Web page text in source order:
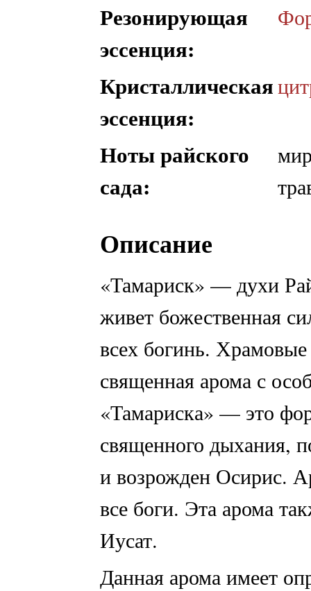
Резонирующая
эссенция:
Кристаллическая
эссенция:
Ноты райского
сада:
Описание
«Тамариск» — духи
живет божественная
всех богинь.
священная арома с
«Тамариска» — это
священного дыхания,
и возрожден Осирис.
все боги. Эта арома
Иусат.
Данная арома имеет